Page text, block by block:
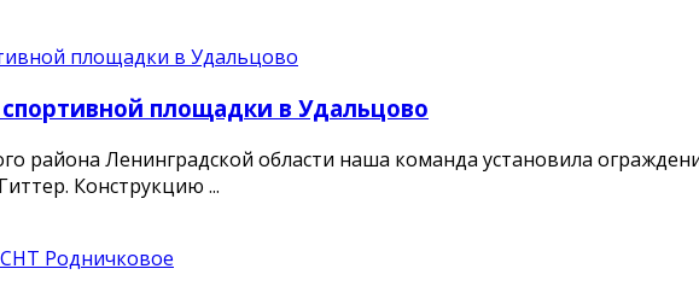
площадки в Удальцово
района Ленинградской области наша команда установила
Конструкцию ...